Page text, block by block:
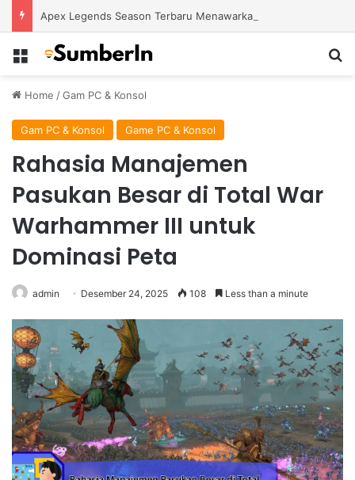
Menu
Home /Gam PC & Konsol
Gam PC & Konsol Game PC & Konsol
Rahasia Manajemen
Pasukan Besar di Total War
Warhammer III untuk
Dominasi Peta
admin Desember 24, 2025 108 Less than a minute